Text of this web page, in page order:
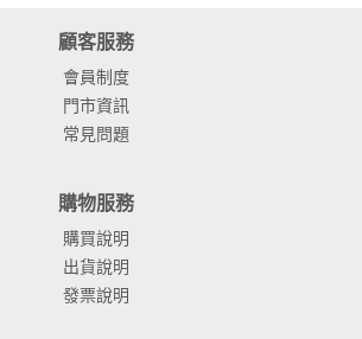
顧客服務
會員制度
門市資訊
常見問題
購物服務
購買說明
出貨說明
發票說明